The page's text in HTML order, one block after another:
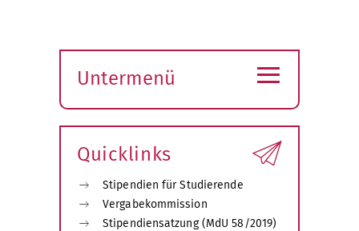
Untermenü
öffnen
≡
Quicklinks
Stipendien für Studierende
Vergabekommission
Stipendiensatzung (MdU 58/2019)